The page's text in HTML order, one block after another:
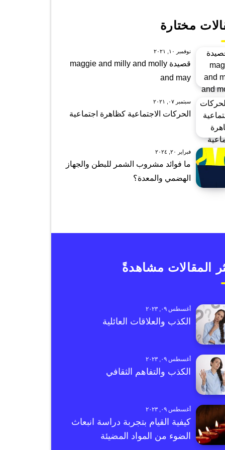
مختارة
نوفمبر ١٠, ٢٠٢١
قصيدة maggie and milly and molly
and may
سبتمبر ٠٧, ٢٠٢١
الحركات الاجتماعية كظاهرة اجتماعية
فبراير ٢٠, ٢٠٢٤
ما فوائد مشروب الشمر للبطن والجهاز
الهضمي والمعدة؟
المقالات مشاهدةً
أغسطس ٠٩, ٢٠٢٣
الكذب والعلاقات العائلية
أغسطس ٠٩, ٢٠٢٣
الكذب والتفاهم الثقافي
أغسطس ٠٩, ٢٠٢٣
كيفية القيام بتجربة دراسة انبعاث
الضوء من المواد المضيئة